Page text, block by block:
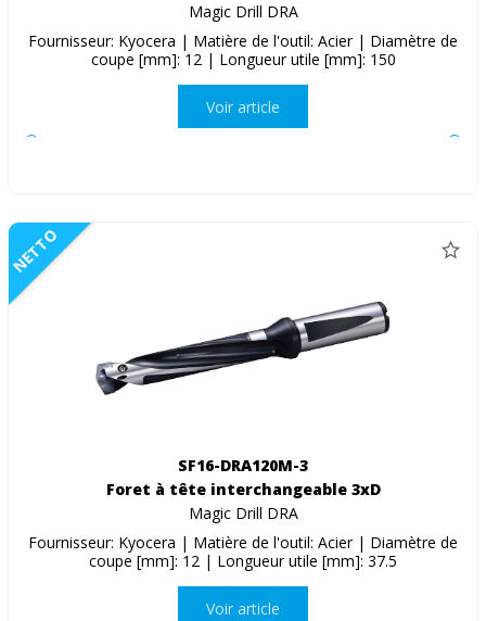
Magic Drill DRA
Fournisseur: Kyocera | Matière de l'outil: Acier | Diamètre de
coupe [mm]: 12 | Longueur utile [mm]: 150
Voir article
NETTO
SF16-DRA120M-3
Foret à tête interchangeable 3xD
Magic Drill DRA
Fournisseur: Kyocera | Matière de l'outil: Acier | Diamètre de
coupe [mm]: 12 | Longueur utile [mm]: 37.5
Voir article